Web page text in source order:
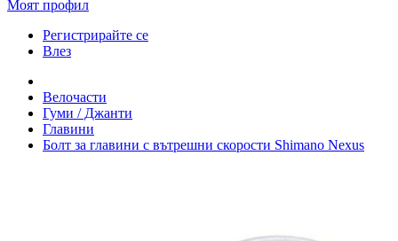
Моят профил
Регистрирайте се
Влез
Велочасти
Гуми / Джанти
Главини
Болт за главини с вътрешни скорости Shimano Nexus